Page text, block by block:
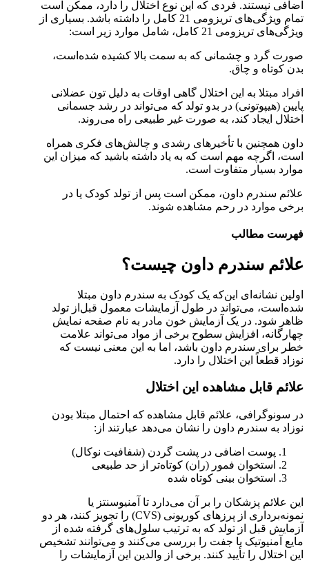
اضافی نیستند. فردی که این نوع اختلال را دارد، ممکن است
تمام ویژگی‌های تریزومی 21 کامل را داشته باشد. بسیاری از
ویژگی‌های تریزومی 21 کامل، شامل موارد زیر است:
صورت گرد و چشمانی که به سمت بالا کشیده شده‌است،
بدن کوتاه و چاق.
افراد مبتلا به این اختلال گاهی اوقات به دلیل تون عضلانی
پایین (هیپوتونی) در بدو تولد که می‌تواند در رشد جسمانی
اختلال ایجاد کند، به صورت غیر طبیعی راه می‌روند.
داون همچنین با تأخیرهای رشدی و چالش‌های فکری همراه
است، اگرچه مهم است که به یاد داشته باشید که میزان این
موارد بسیار متفاوت است.
علائم سندرم داون، ممکن است پس از تولد کودک یا در
برخی موارد در رحم مشاهده شوند.
فهرست مطالب
علائم سندرم داون چیست؟
اولین نشانه‌ای این‌که یک کودک به سندرم داون مبتلا
شده‌است، می‌تواند در طول آزمایشات معمول قبل‌از تولد
ظاهر شود. در یک آزمایش خون مادر به نام صفحه نمایش
چهارگانه، افزایش سطوح برخی از مواد می‌تواند علامت
خطر برای سندرم داون باشد، اما به این معنی نیست که
نوزاد قطعاً این اختلال را دارد.
علائم قابل مشاهده این اختلال
در سونوگرافی، علائم قابل مشاهده که احتمال مبتلا بودن
نوزاد به سندرم داون را نشان می‌دهد عبارتند از:
پوست اضافی در پشت گردن (شفافیت نوکال)
استخوان فمور (ران) کوتاه‌تر از حد طبیعی
استخوان بینی کوتاه شده
این علائم پزشکان را بر آن می‌دارد تا آمنیوسنتز یا
نمونه‌برداری از پرزهای کوریونی (CVS) را تجویز کنند، هر دو
آزمایش قبل از تولد که به ترتیب سلول‌های گرفته شده از
مایع آمنیوتیک یا جفت را بررسی می‌کنند و می‌توانند تشخیص
این اختلال را تأیید کنند. برخی از والدین این آزمایشات را